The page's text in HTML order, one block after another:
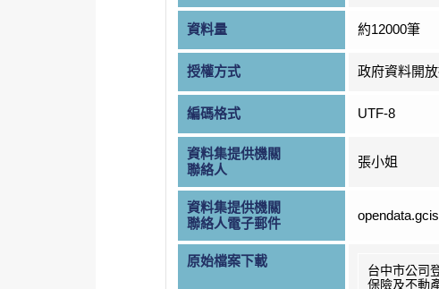
資料量 約12000筆
授權方式 政府資料開
編碼格式 UTF-8
資料集提供機關
聯絡人
張小姐
資料集提供機關
聯絡人電子郵件
原始檔案下載
台中市公司
保險及不動